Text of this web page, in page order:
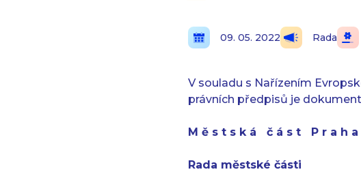
09. 05. 2022 Rada
V souladu s Nařízením
právních předpisů je
M ě s t s k á č á s t P r a h
Rada městské části